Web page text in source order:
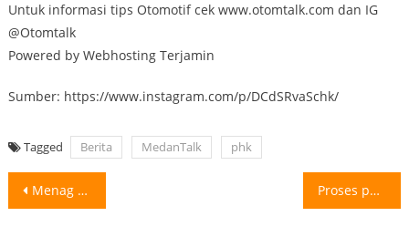
Untuk informasi tips Otomotif cek www.otomtalk.com dan IG
@Otomtalk
Powered by Webhosting Terjamin
Sumber: https://www.instagram.com/p/DCdSRvaSchk/
Tagged Berita MedanTalk phk
Post
Menag Akan Tindak Lanjuti Pelajaran AI dan Coding Menteri Agama (Menag) Nasaruddin Proses perbaikan jalan di Lintas Parapat Danau Toba Sumatera Utara. Harap tetap